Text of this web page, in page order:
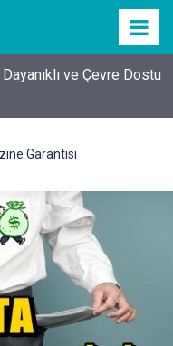
ve Çevre Dostu
Garantisi